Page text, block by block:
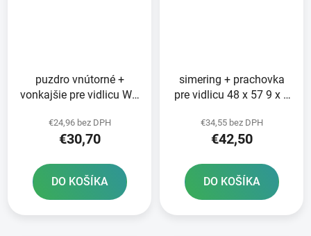
puzdro vnútorné +
vonkajšie pre vidlicu WP
€24,96 bez DPH
€30,70
DO KOŠÍKA
simering + prachovka
pre vidlicu 48 x 57 9 x 9
zeleno-červená
€34,55 bez DPH
€42,50
DO KOŠÍKA